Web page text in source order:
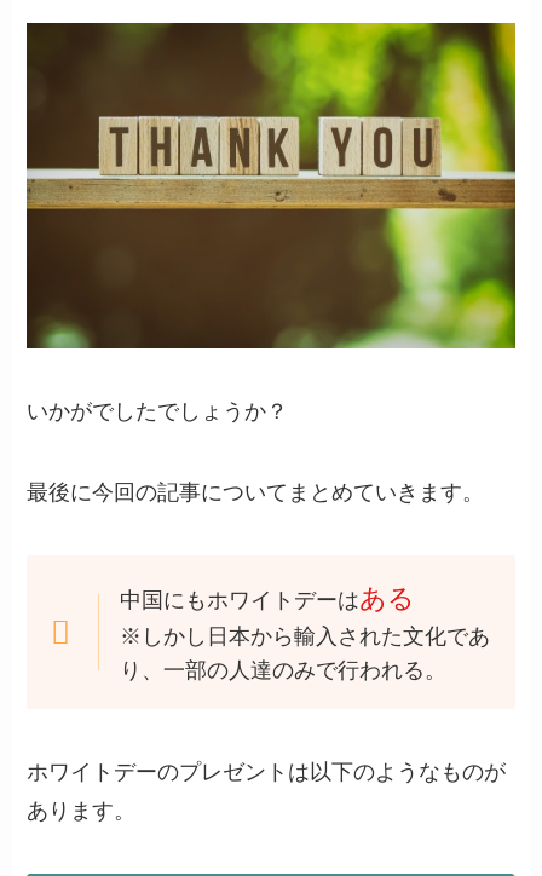
いかがでしたでしょうか？
最後に今回の記事についてまとめていきます。
中国にもホワイトデーはある
※しかし日本から輸入された文化であ
り、一部の人達のみで行われる。
ホワイトデーのプレゼントは以下のようなものが
あります。